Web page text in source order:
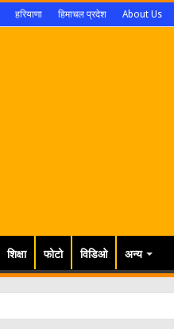
हरियाणा हिमाचल प्रदेश About Us
शिक्षा फोटो विडिओ अन्य